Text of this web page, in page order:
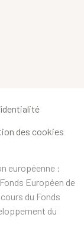
des cookies
européenne :
Européen de
du Fonds
du